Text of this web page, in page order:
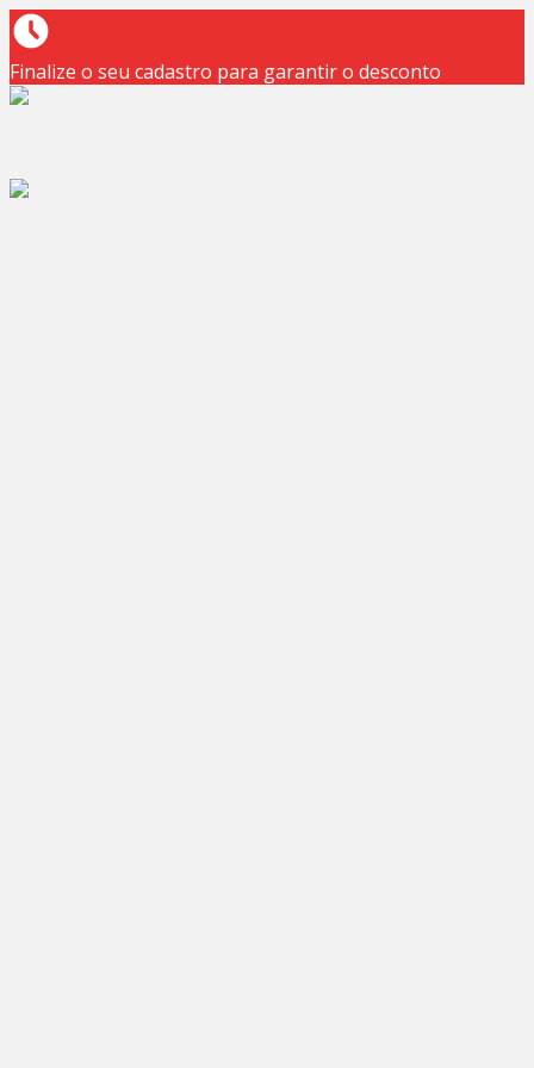
Finalize o seu cadastro para garantir o desconto